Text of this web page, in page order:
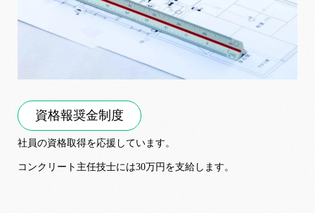
資格報奨金制度
社員の資格取得を応援しています。
コンクリート主任技士には30万円を支給します。